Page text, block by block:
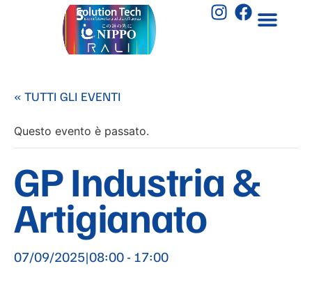
« TUTTI GLI EVENTI
Questo evento è passato.
GP Industria &
Artigianato
07/09/2025|08:00- 17:00